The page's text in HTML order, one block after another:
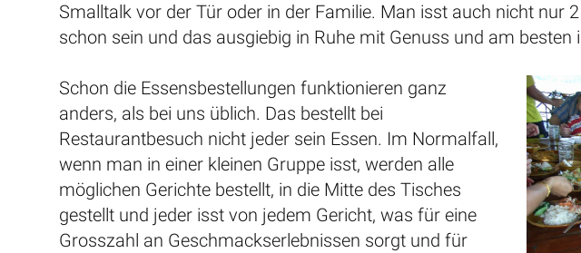
Smalltalk vor der Tür oder in der Familie. Man isst auch nicht nur
schon sein und das ausgiebig in Ruhe mit Genuss und am besten
Schon die Essensbestellungen funktionieren ganz
anders, als bei uns üblich. Das bestellt bei
Restaurantbesuch nicht jeder sein Essen. Im Normalfall,
wenn man in einer kleinen Gruppe isst, werden alle
möglichen Gerichte bestellt, in die Mitte des Tisches
gestellt und jeder isst von jedem Gericht, was für eine
Grosszahl an Geschmackserlebnissen sorgt und für